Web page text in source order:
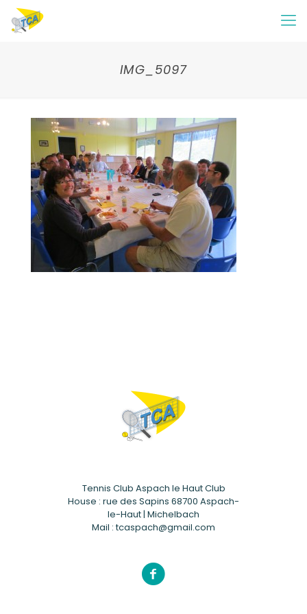
IMG_5097
Tennis Club Aspach le Haut Club
House : rue des Sapins 68700 Aspach-
le-Haut | Michelbach
Mail : tcaspach@gmail.com